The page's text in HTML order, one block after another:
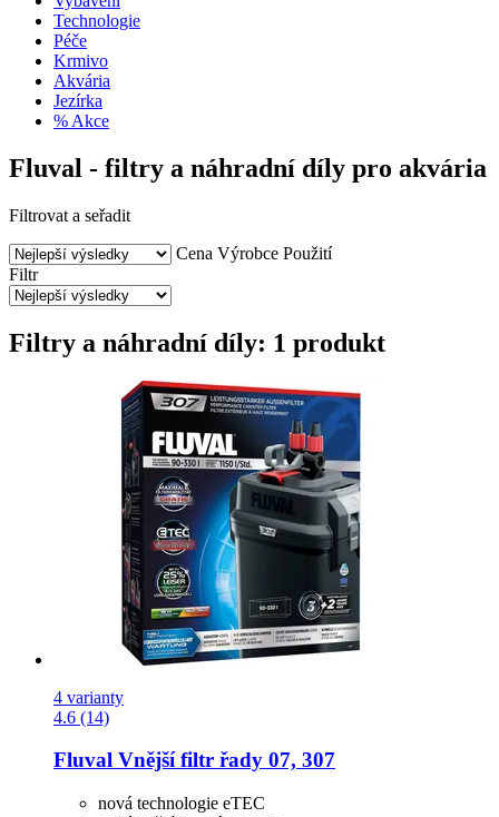
Technologie
Péče
Krmivo
Akvária
Jezírka
% Akce
Fluval - filtry a náhradní díly pro akvária
Filtrovat a seřadit
Cena Výrobce Použití
Filtr
Filtry a náhradní díly: 1 produkt
4 varianty
4.6 (14)
Fluval Vnější filtr řady 07, 307
nová technologie eTEC